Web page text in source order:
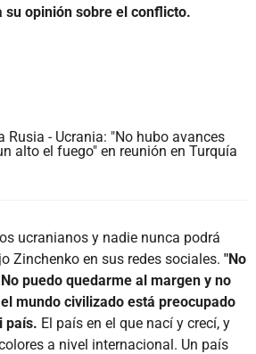
su opinión sobre el conflicto.
Rusia - Ucrania: "No hubo avances
alto el fuego" en reunión en Turquía
ucranianos y nadie nunca podrá
Zinchenko en sus redes sociales. "No
puedo quedarme al margen y no
mundo civilizado está preocupado
país. El país en el que nací y crecí, y
a nivel internacional. Un país